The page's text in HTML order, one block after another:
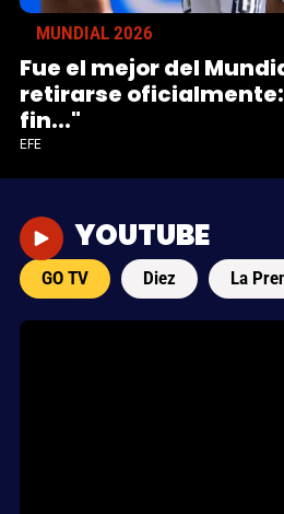
MUNDIAL 2026
Fue el mejor del
retirarse
fin..."
EFE
YOUTUBE
GO TV Diez La